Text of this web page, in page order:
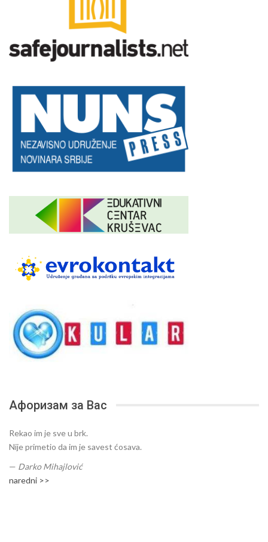
Афоризам за Вас
Rekao im je sve u brk.
Nije primetio da im je savest ćosava.
— Darko Mihajlović
naredni >>